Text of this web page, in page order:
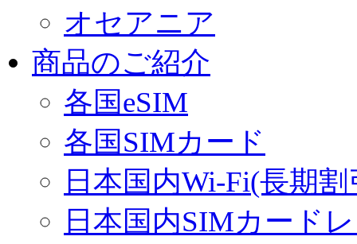
オセアニア
商品のご紹介
各国eSIM
各国SIMカード
日本国内Wi-Fi(長期
日本国内SIMカード